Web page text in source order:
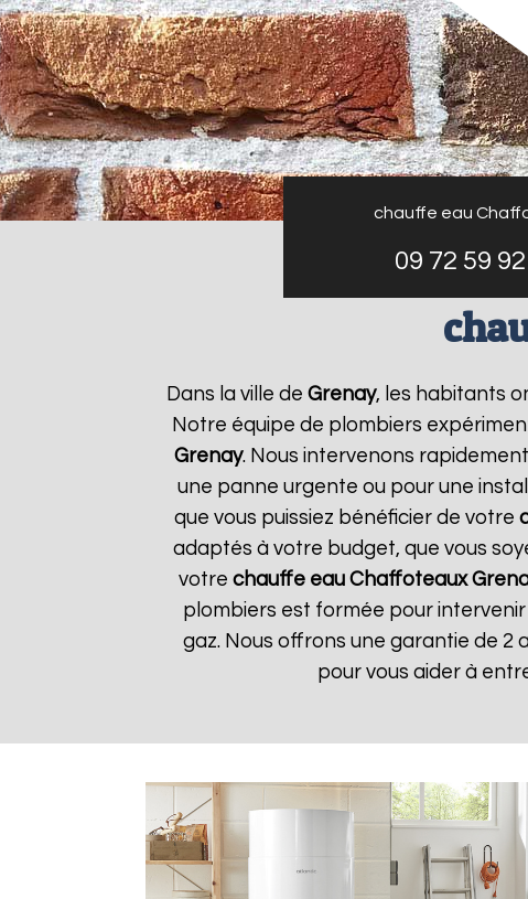
chauffe eau
09 72 59
Dans la ville de Grenay, les habitants
Notre équipe de plombiers
Grenay. Nous intervenons
une panne urgente ou pour une
que vous puissiez bénéficier de votre
adaptés à votre budget, que vous
votre chauffe eau Chaffoteaux
plombiers est formée pour
gaz. Nous offrons une garantie de 2
pour vous aider à